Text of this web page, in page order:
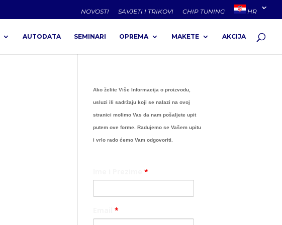
NOVOSTI SAVJETI I TRIKOVI CHIP TUNING HR
AUTODATA SEMINARI OPREMA MAKETE AKCIJA
Ako želite Više Informacija o proizvodu,
usluzi ili sadržaju koji se nalazi na ovoj
stranici molimo Vas da nam pošaljete upit
putem ove forme. Radujemo se Vašem upitu
i vrlo rado ćemo Vam odgovoriti.
Ime i Prezime*
Email*